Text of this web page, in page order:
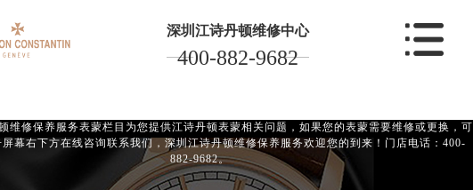
深圳江诗丹顿维修中心
400-882-9682
修保养服务表蒙栏目为您提供江诗丹顿表蒙相关问题，如果您的表蒙需要维修或更换，可
幕右下方在线咨询联系我们，深圳江诗丹顿维修保养服务欢迎您的到来！门店电话：400-
882-9682。